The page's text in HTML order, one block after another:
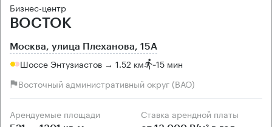
Бизнес-центр
ВОСТОК
Москва, улица Плеханова, 15А
Шоссе Энтузиастов → 1.52 км ~15 мин
Восточный административный округ (ВАО)
Арендуемые площади Ставка арендной платы